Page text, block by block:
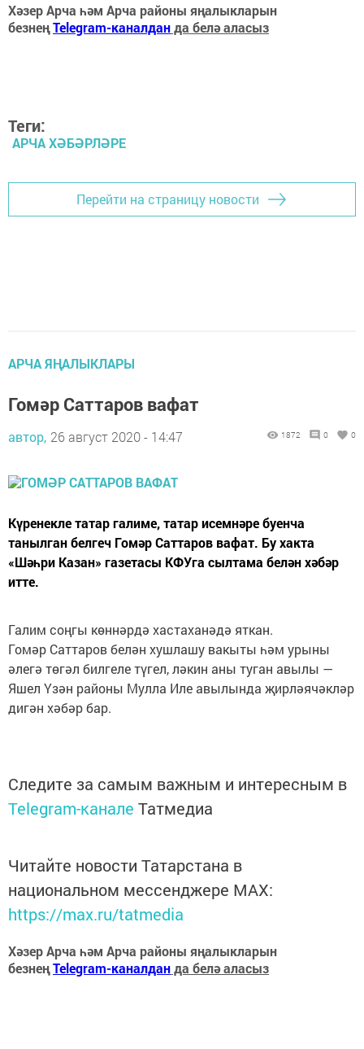
Хәзер Арча һәм Арча районы яңалыкларын
безнеңTelegram-каналданда белә аласыз
Теги:
АРЧА ХӘБӘРЛӘРЕ
Перейти на страницу новости
АРЧА ЯҢАЛЫКЛАРЫ
Гомәр Саттаров вафат
автор, 26 август 2020 - 14:47 1872 0 0
Күренекле татар галиме, татар исемнәре буенча
танылган белгеч Гомәр Саттаров вафат. Бу хакта
«Шәһри Казан» газетасы КФУга сылтама белән хәбәр
итте.
Галим соңгы көннәрдә хастаханәдә яткан.
Гомәр Саттаров белән хушлашу вакыты һәм урыны
әлегә төгәл билгеле түгел, ләкин аны туган авылы —
Яшел Үзән районы Мулла Иле авылында җирләячәкләр
дигән хәбәр бар.
Следите за самым важным и интересным в
Telegram-канале Татмедиа
Читайте новости Татарстана в
национальном мессенджере MАХ:
https://max.ru/tatmedia
Хәзер Арча һәм Арча районы яңалыкларын
безнеңTelegram-каналданда белә аласыз